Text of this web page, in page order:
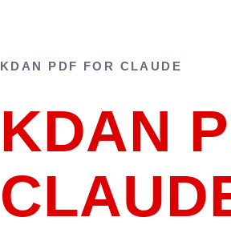
KDAN PDF FOR CLAUDE
KDAN